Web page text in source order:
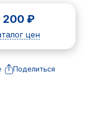
200 ₽
цен
Поделиться